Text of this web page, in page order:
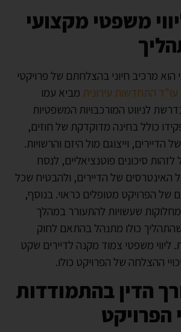
משפטי מקצועי
הוא מרכיב חיוני בהצלחתם של פרויקטי
עו"ד התחדשות עירונית מביא עמו
לניווט המורכבויות המשפטיות
כולל בחינה מדוקדקת של חוזים,
הדיירים, וייצוגם מול היזם והרשויות.
לזהות סיכונים פוטנציאליים, לנסח
האינטרסים של הדיירים, ולהבטיח שכל
של הפרויקט מטופלים כראוי. בנוסף,
שעשויות להתעורר במהלך
כולו מתנהל בהתאם לחוק
ליווי משפטי צמוד מקנה לדיירים שקט
ההצלחה של הפרויקט כולו.
הדין בהתמודדות
הפרויקט